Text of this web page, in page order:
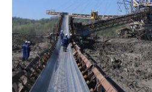
textul pentru
textul pentru